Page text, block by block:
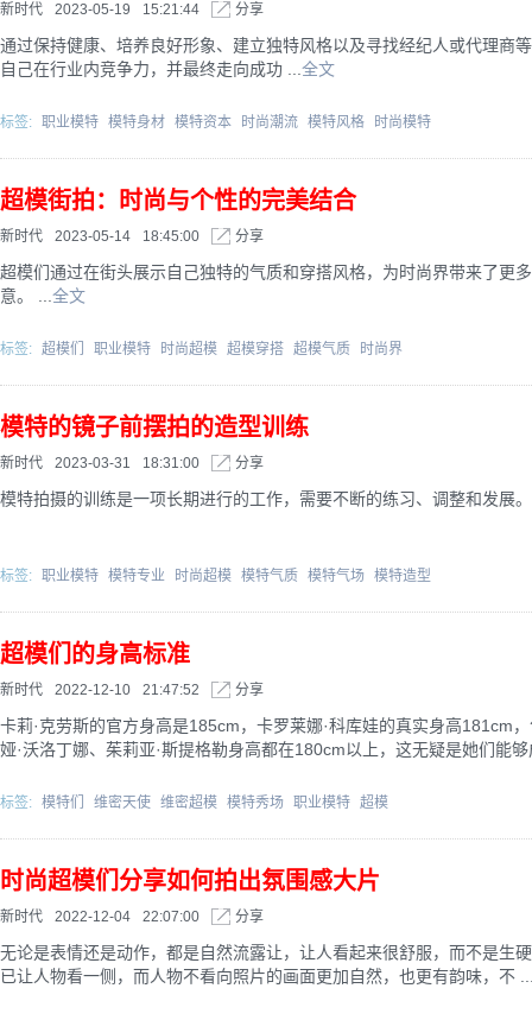
新时代 2023-05-19 15:21:44 分享
通过保持健康、培养良好形象、建立独特风格以及寻找经纪人或代理商
自己在行业内竞争力，并最终走向成功 ... 全文
标签: 职业模特 模特身材 模特资本 时尚潮流 模特风格 时尚模特
超模街拍：时尚与个性的完美结合
新时代 2023-05-14 18:45:00 分享
超模们通过在街头展示自己独特的气质和穿搭风格，为时尚界带来了更
意。 ... 全文
标签: 超模们 职业模特 时尚超模 超模穿搭 超模气质 时尚界
模特的镜子前摆拍的造型训练
新时代 2023-03-31 18:31:00 分享
模特拍摄的训练是一项长期进行的工作，需要不断的练习、调整和发展
标签: 职业模特 模特专业 时尚超模 模特气质 模特气场 模特造型
超模们的身高标准
新时代 2022-12-10 21:47:52 分享
卡莉·克劳斯的官方身高是185cm，卡罗莱娜·科库娃的真实身高181cm
娅·沃洛丁娜、茱莉亚·斯提格勒身高都在180cm以上，这无疑是她们能
标签: 模特们 维密天使 维密超模 模特秀场 职业模特 超模
时尚超模们分享如何拍出氛围感大片
新时代 2022-12-04 22:07:00 分享
无论是表情还是动作，都是自然流露让，让人看起来很舒服，而不是生
已让人物看一侧，而人物不看向照片的画面更加自然，也更有韵味，不